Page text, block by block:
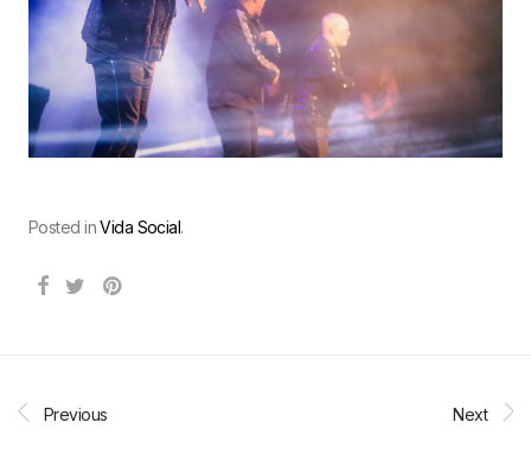
Posted inVida Social.
Previous Next